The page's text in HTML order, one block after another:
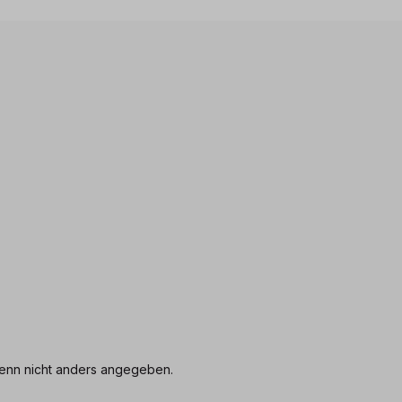
nicht anders angegeben.